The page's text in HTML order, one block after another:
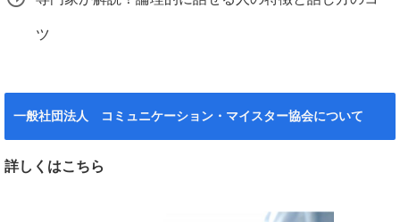
ツ
一般社団法人 コミュニケーション・マイスター協会について
詳しくはこちら